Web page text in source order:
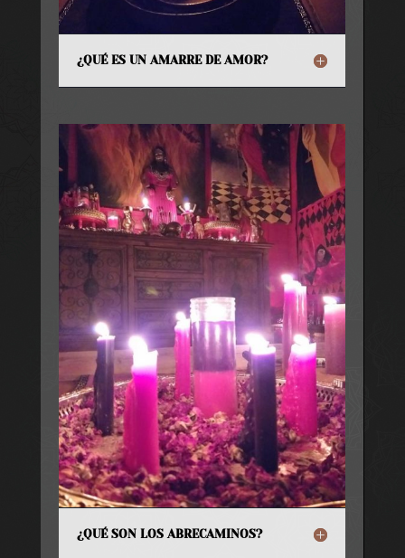
¿QUÉ ES UN AMARRE DE AMOR?
¿QUÉ SON LOS ABRECAMINOS?